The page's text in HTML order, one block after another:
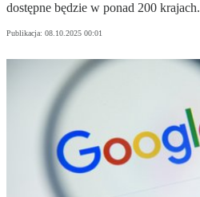
dostępne będzie w ponad 200 krajach.
Publikacja: 08.10.2025 00:01